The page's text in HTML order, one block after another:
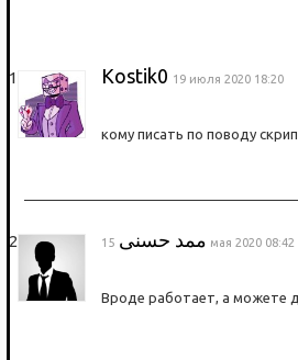
Kostik0 19 июля 2020 18:20
кому писать по поводу
ممد حسنی 15 мая 2020 08:42
Вроде работает, а можете